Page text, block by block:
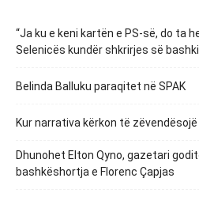
“Ja ku e keni kartën e PS-së, do ta
Selenicës kundër shkrirjes së
Belinda Balluku paraqitet në SPAK
Kur narrativa kërkon të
Dhunohet Elton Qyno, gazetari
bashkëshortja e Florenc Çapjas